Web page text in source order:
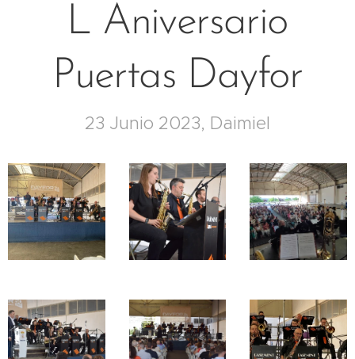
L Aniversario
Puertas Dayfor
23 Junio 2023, Daimiel